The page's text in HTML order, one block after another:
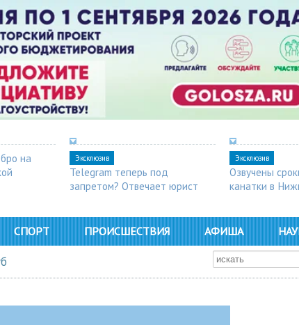
на
Эксклюзив
Telegram теперь под
запретом? Отвечает юрист
Эксклюзив
Озвучены
канатки в
СПОРТ ПРОИСШЕСТВИЯ АФИША